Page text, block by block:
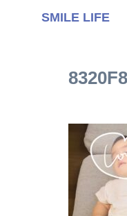
SMILE LIFE